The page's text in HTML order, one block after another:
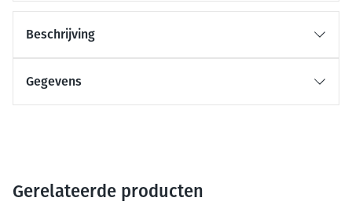
Beschrijving
Gegevens
Gerelateerde producten